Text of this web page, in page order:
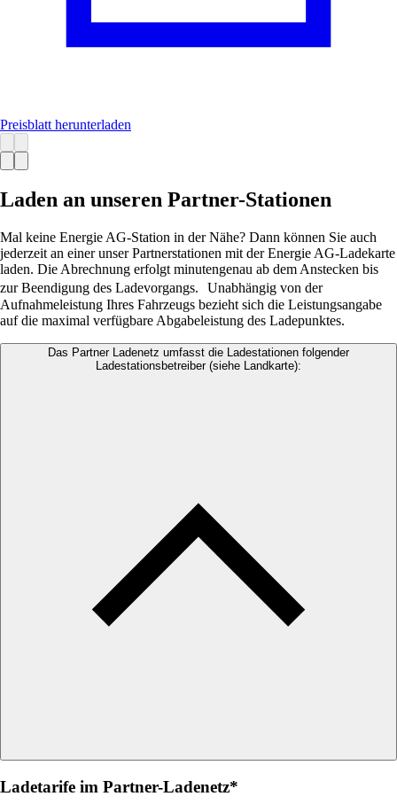
Preisblatt herunterladen
Laden an unseren Partner-Stationen
Mal keine Energie AG-Station in der Nähe? Dann können Sie auch
jederzeit an einer unser Partnerstationen mit der Energie AG-Ladekarte
laden. Die Abrechnung erfolgt minutengenau ab dem Anstecken bis
zur Beendigung des Ladevorgangs. Unabhängig von der
Aufnahmeleistung Ihres Fahrzeugs bezieht sich die Leistungsangabe
auf die maximal verfügbare Abgabeleistung des Ladepunktes.
Das Partner Ladenetz umfasst die Ladestationen folgender
Ladestationsbetreiber (siehe Landkarte):
Ladetarife im Partner-Ladenetz*